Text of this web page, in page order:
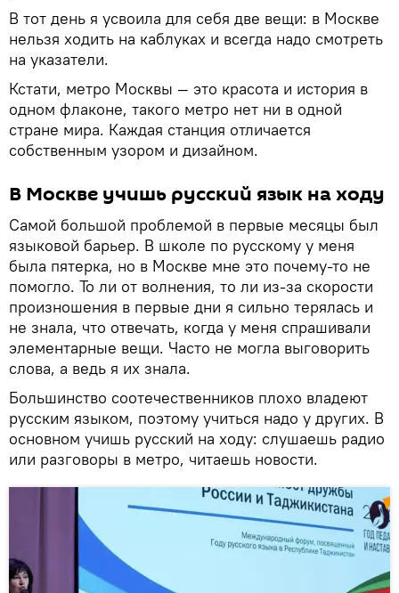
В тот день я усвоила для себя две вещи: в Москве
нельзя ходить на каблуках и всегда надо смотреть
на указатели.
Кстати, метро Москвы — это красота и история в
одном флаконе, такого метро нет ни в одной
стране мира. Каждая станция отличается
собственным узором и дизайном.
В Москве учишь русский язык на ходу
Самой большой проблемой в первые месяцы был
языковой барьер. В школе по русскому у меня
была пятерка, но в Москве мне это почему-то не
помогло. То ли от волнения, то ли из-за скорости
произношения в первые дни я сильно терялась и
не знала, что отвечать, когда у меня спрашивали
элементарные вещи. Часто не могла выговорить
слова, а ведь я их знала.
Большинство соотечественников плохо владеют
русским языком, поэтому учиться надо у других. В
основном учишь русский на ходу: слушаешь радио
или разговоры в метро, читаешь новости.